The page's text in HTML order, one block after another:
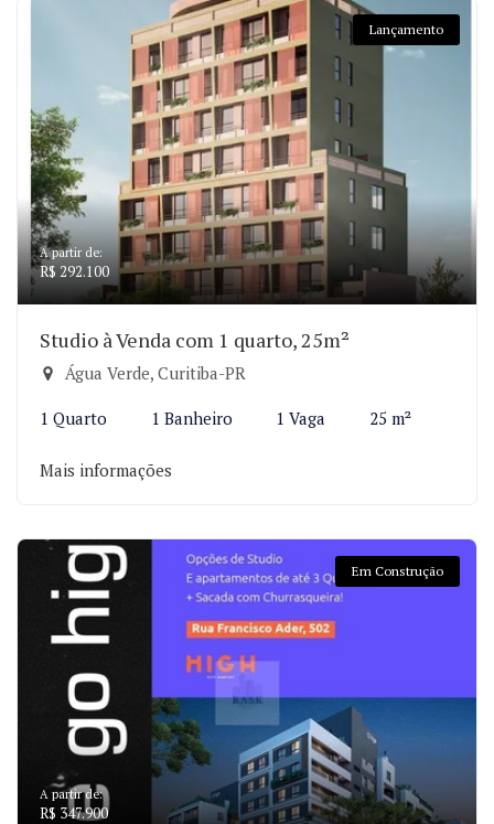
Lançamento
A partir de:
R$ 292.100
Studio à Venda com 1 quarto, 25m²
Água Verde, Curitiba-PR
1 Quarto 1 Banheiro 1 Vaga 25 m²
Mais informações
Em Construção
A partir de:
R$ 347.900